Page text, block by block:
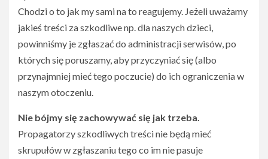
Chodzi o to jak my sami na to reagujemy. Jeżeli uważamy
jakieś treści za szkodliwe np. dla naszych dzieci,
powinniśmy je zgłaszać do administracji serwisów, po
których się poruszamy, aby przyczyniać się (albo
przynajmniej mieć tego poczucie) do ich ograniczenia w
naszym otoczeniu.
Nie bójmy się zachowywać się jak trzeba.
Propagatorzy szkodliwych treści nie będą mieć
skrupułów w zgłaszaniu tego co im nie pasuje